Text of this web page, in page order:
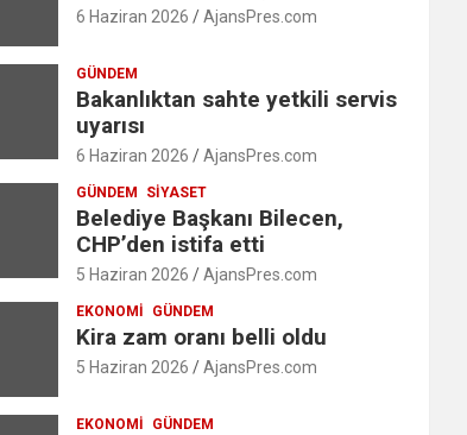
6 Haziran 2026 AjansPres.com
GÜNDEM
Bakanlıktan sahte yetkili servis
uyarısı
6 Haziran 2026 AjansPres.com
GÜNDEM SIYASET
Belediye Başkanı Bilecen,
CHP’den istifa etti
5 Haziran 2026 AjansPres.com
EKONOMI GÜNDEM
Kira zam oranı belli oldu
5 Haziran 2026 AjansPres.com
EKONOMI GÜNDEM